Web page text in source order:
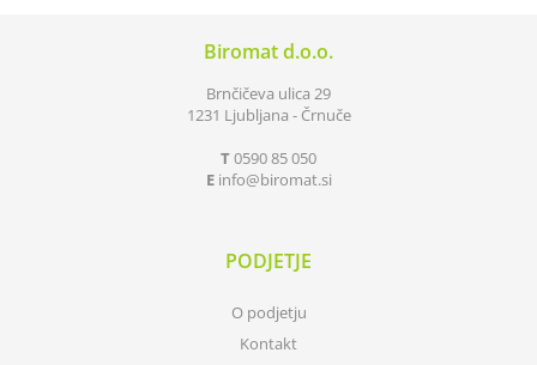
Biromat d.o.o.
Brnčičeva ulica 29
1231 Ljubljana - Črnuče
T0590 85 050
E info biromat.si
PODJETJE
O podjetju
Kontakt